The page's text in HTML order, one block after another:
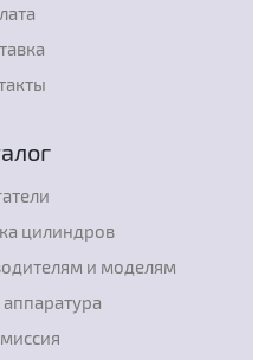
цилиндров
и моделям